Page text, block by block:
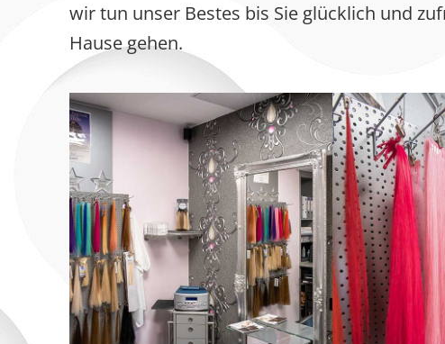
wir tun unser Bestes bis Sie glücklich und
Hause gehen.